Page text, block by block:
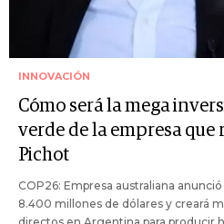
INNOVACIÓN
Cómo será la mega
verde de la empresa
Pichot
COP26: Empresa australiana
8.400 millones de dólares y creará